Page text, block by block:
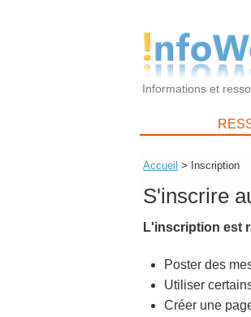
Informations et
Accueil > Inscription
S'inscrire
L'inscription est
Poster des
Utiliser
Créer une